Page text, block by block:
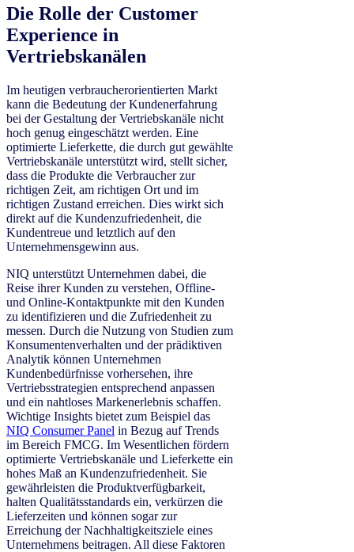
Die Rolle der Customer
Experience in
Vertriebskanälen
Im heutigen verbraucherorientierten Markt
kann die Bedeutung der Kundenerfahrung
bei der Gestaltung der Vertriebskanäle nicht
hoch genug eingeschätzt werden. Eine
optimierte Lieferkette, die durch gut gewählte
Vertriebskanäle unterstützt wird, stellt sicher,
dass die Produkte die Verbraucher zur
richtigen Zeit, am richtigen Ort und im
richtigen Zustand erreichen. Dies wirkt sich
direkt auf die Kundenzufriedenheit, die
Kundentreue und letztlich auf den
Unternehmensgewinn aus.
NIQ unterstützt Unternehmen dabei, die
Reise ihrer Kunden zu verstehen, Offline-
und Online-Kontaktpunkte mit den Kunden
zu identifizieren und die Zufriedenheit zu
messen. Durch die Nutzung von Studien zum
Konsumentenverhalten und der prädiktiven
Analytik können Unternehmen
Kundenbedürfnisse vorhersehen, ihre
Vertriebsstrategien entsprechend anpassen
und ein nahtloses Markenerlebnis schaffen.
Wichtige Insights bietet zum Beispiel das
NIQ Consumer Panel in Bezug auf Trends
im Bereich FMCG. Im Wesentlichen fördern
optimierte Vertriebskanäle und Lieferkette ein
hohes Maß an Kundenzufriedenheit. Sie
gewährleisten die Produktverfügbarkeit,
halten Qualitätsstandards ein, verkürzen die
Lieferzeiten und können sogar zur
Erreichung der Nachhaltigkeitsziele eines
Unternehmens beitragen. All diese Faktoren